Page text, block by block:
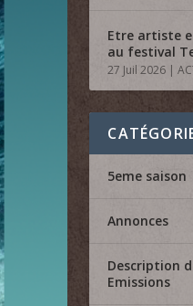
Etre artiste
au festival
27 Juil 2026 |
5eme saison
Annonces
Description
Emissions